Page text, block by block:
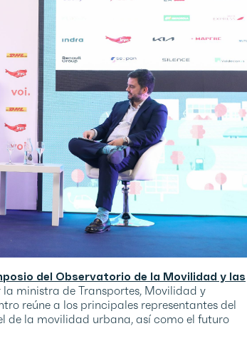
del Observatorio de la Movilidad y las
la ministra de Transportes, Movilidad y
reúne a los principales representantes del
de la movilidad urbana, así como el futuro